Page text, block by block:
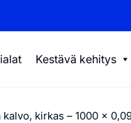
Kestävä kehitys
kirkas – 1000 x